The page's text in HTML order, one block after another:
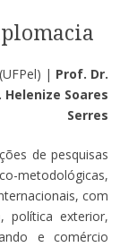
(UFPel) | Prof. Dr.
Helenize Soares
Serres
de pesquisas
metodológicas,
com
política exterior,
e comércio